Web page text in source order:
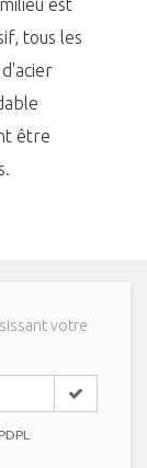
est
tous les
être
votre